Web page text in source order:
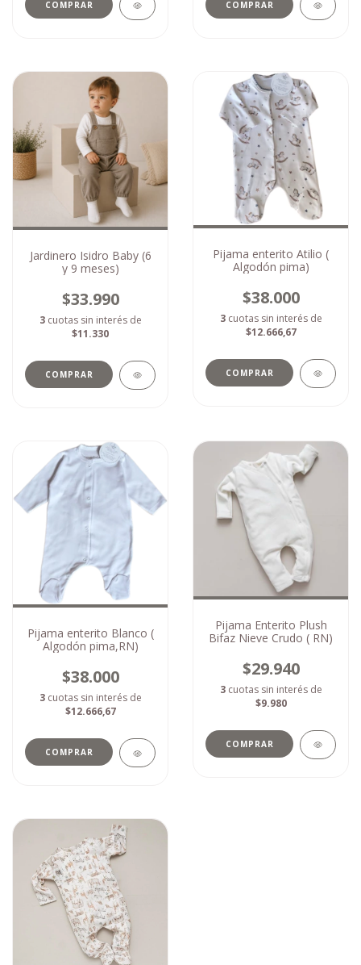
COMPRAR COMPRAR
Jardinero Isidro Baby (6
y 9 meses)
$33.990
3 cuotas sin interés de
$11.330
COMPRAR
Pijama enterito Atilio (
Algodón pima)
$38.000
3 cuotas sin interés de
$12.666,67
COMPRAR
Pijama enterito Blanco (
Algodón pima,RN)
$38.000
3 cuotas sin interés de
$12.666,67
COMPRAR
Pijama Enterito Plush
Bifaz Nieve Crudo ( RN)
$29.940
3 cuotas sin interés de
$9.980
COMPRAR